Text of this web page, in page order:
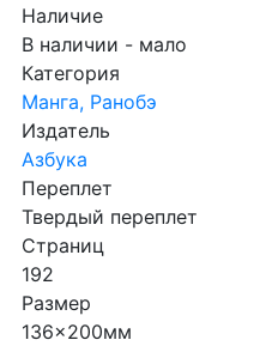
Наличие
В наличии - мало
Категория
Манга, Ранобэ
Издатель
Азбука
Переплет
Твердый переплет
Страниц
192
Размер
136x200мм